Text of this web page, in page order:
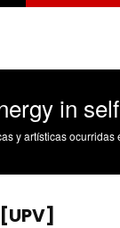
en los tres